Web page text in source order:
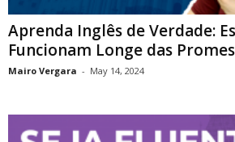
Aprenda Inglês de Verdade:
Funcionam Longe das
Mairo Vergara - May 14, 2024